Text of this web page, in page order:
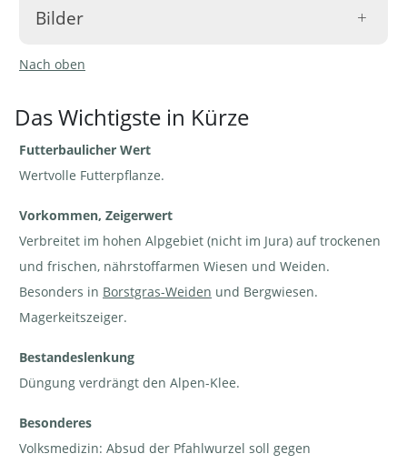
Bilder
Alpen-Klee -
In Borstgras-Weide |
© Agroscope
Alpen-Klee - Trifolium
Nach oben
Das Wichtigste in Kürze
Futterbaulicher Wert
Wertvolle Futterpflanze.
Vorkommen, Zeigerwert
Verbreitet im hohen Alpgebiet (nicht im Jura) auf trockenen
und frischen, nährstoffarmen Wiesen und Weiden.
Besonders in Borstgras-Weiden und Bergwiesen.
Magerkeitszeiger.
Bestandeslenkung
Düngung verdrängt den Alpen-Klee.
Besonderes
Volksmedizin: Absud der Pfahlwurzel soll gegen